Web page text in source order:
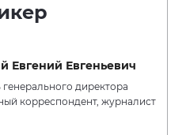
Евгений Евгеньевич
генерального директора
корреспондент, журналист